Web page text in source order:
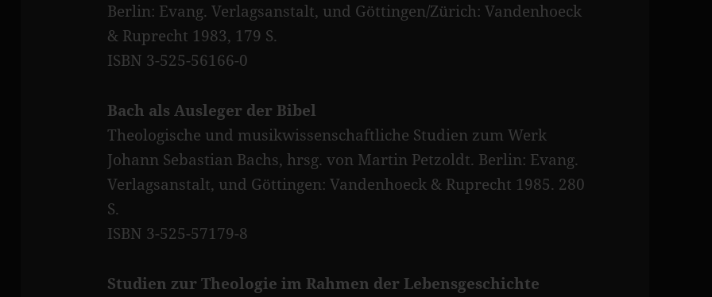
Berlin: Evang. Verlagsanstalt, und Göttingen/Zürich: Vandenhoeck
& Ruprecht 1983, 179 S.
ISBN 3-525-56166-0
Bach als Ausleger der Bibel
Theologische und musikwissenschaftliche Studien zum Werk
Johann Sebastian Bachs, hrsg. von Martin Petzoldt. Berlin: Evang.
Verlagsanstalt, und Göttingen: Vandenhoeck & Ruprecht 1985. 280
S.
ISBN 3-525-57179-8
Studien zur Theologie im Rahmen der Lebensgeschichte